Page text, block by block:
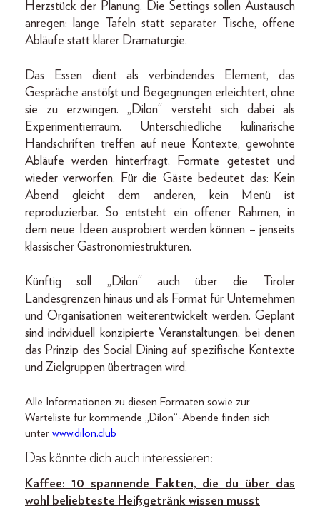
Herzstück der Planung. Die Settings sollen Austausch
anregen: lange Tafeln statt separater Tische, offene
Abläufe statt klarer Dramaturgie.
Das Essen dient als verbindendes Element, das
Gespräche anstößt und Begegnungen erleichtert, ohne
sie zu erzwingen. „Dilon“ versteht sich dabei als
Experimentierraum. Unterschiedliche kulinarische
Handschriften treffen auf neue Kontexte, gewohnte
Abläufe werden hinterfragt, Formate getestet und
wieder verworfen. Für die Gäste bedeutet das: Kein
Abend gleicht dem anderen, kein Menü ist
reproduzierbar. So entsteht ein offener Rahmen, in
dem neue Ideen ausprobiert werden können – jenseits
klassischer Gastronomiestrukturen.
Künftig soll „Dilon“ auch über die Tiroler
Landesgrenzen hinaus und als Format für Unternehmen
und Organisationen weiterentwickelt werden. Geplant
sind individuell konzipierte Veranstaltungen, bei denen
das Prinzip des Social Dining auf spezifische Kontexte
und Zielgruppen übertragen wird.
Alle Informationen zu diesen Formaten sowie zur
Warteliste für kommende „Dilon“-Abende finden sich
unter www.dilon.club
Das könnte dich auch interessieren:
Kaffee: 10 spannende Fakten, die du über das
wohl beliebteste Heißgetränk wissen musst